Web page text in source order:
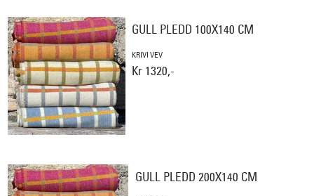
GULL PLEDD 100X140 CM
KRIVI VEV
Kr 1320,-
GULL PLEDD 200X140 CM